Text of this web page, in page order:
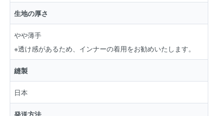
生地の厚さ
やや薄手
※透け感があるため、インナーの着用をお勧めいたします。
縫製
日本